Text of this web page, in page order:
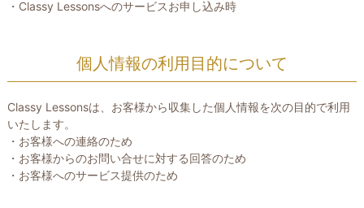
・Classy Lessonsへのサービスお申し込み時
個人情報の利用目的について
Classy Lessonsは、お客様から収集した個人情報を次の目的で利用
いたします。
・お客様への連絡のため
・お客様からのお問い合せに対する回答のため
・お客様へのサービス提供のため